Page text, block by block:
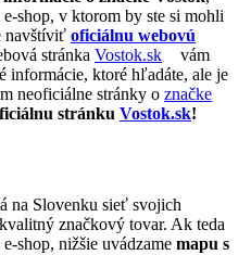
shop, v ktorom by ste si mohli
navštíviť oficiálnu webovú
stránka Vostok.sk
vám
informácie, ktoré hľadáte, ale je
neoficiálne stránky o značke
stránku Vostok.sk!
na Slovenku sieť svojich
značkový tovar. Ak teda
shop, nižšie uvádzame mapu s